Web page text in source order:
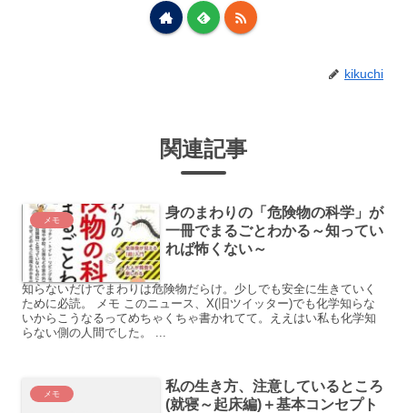
kikuchi
関連記事
メモ
身のまわりの「危険物の科学」が
一冊でまるごとわかる～知ってい
れば怖くない～
知らないだけでまわりは危険物だらけ。少しでも安全に生きていく
ために必読。 メモ このニュース、X(旧ツイッター)でも化学知らな
いからこうなるってめちゃくちゃ書かれてて。ええはい私も化学知
らない側の人間でした。 ...
メモ
私の生き方、注意しているところ
(就寝～起床編)＋基本コンセプト